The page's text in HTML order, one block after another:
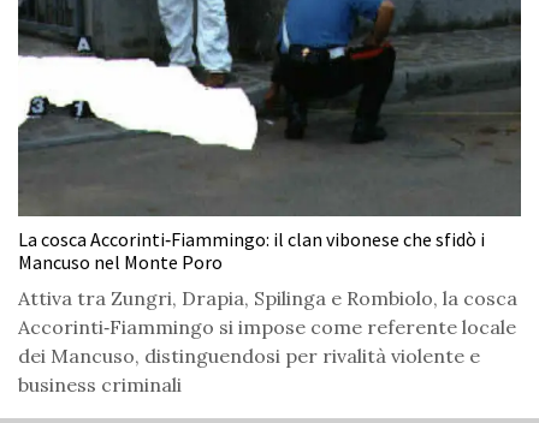
La cosca Accorinti‑Fiammingo: il clan vibonese che sfidò i
Mancuso nel Monte Poro
Attiva tra Zungri, Drapia, Spilinga e Rombiolo, la cosca
Accorinti‑Fiammingo si impose come referente locale
dei Mancuso, distinguendosi per rivalità violente e
business criminali